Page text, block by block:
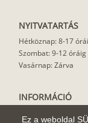
Ez a weboldal
NYITVATARTÁS
Hétköznap: 8-17
Szombat: 9-12 óráig
Vasárnap: Zárva
INFORMÁCIÓ